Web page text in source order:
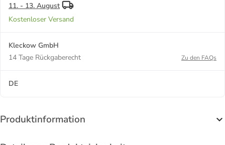
11. - 13. August
Kostenloser Versand
Kleckow GmbH
14 Tage Rückgaberecht
Zu den FAQs
DE
Produktinformation